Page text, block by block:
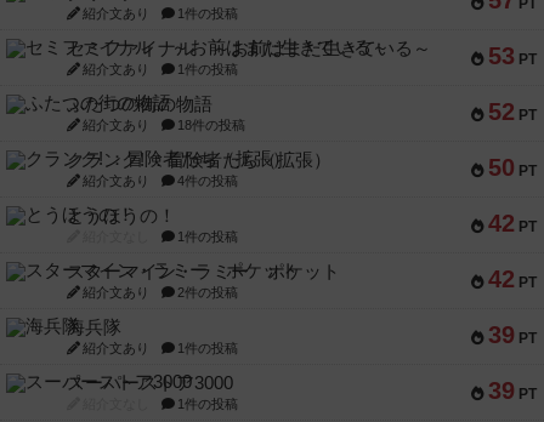
PT
紹介文あり 1件の投稿
53 PT
セミファイナル ～お前はまだ生きている～
紹介文あり 1件の投稿
52 PT
ふたつの街の物語
紹介文あり 18件の投稿
50 PT
クランク! ：冒険者たち（拡張）
紹介文あり 4件の投稿
42 PT
とうほうの！
1件の投稿
42 PT
スターマイン・ラミー ポケット
紹介文あり 2件の投稿
39 PT
海兵隊
紹介文あり 1件の投稿
39 PT
スーパーストア3000
1件の投稿